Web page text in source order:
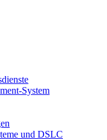
System
und DSLC